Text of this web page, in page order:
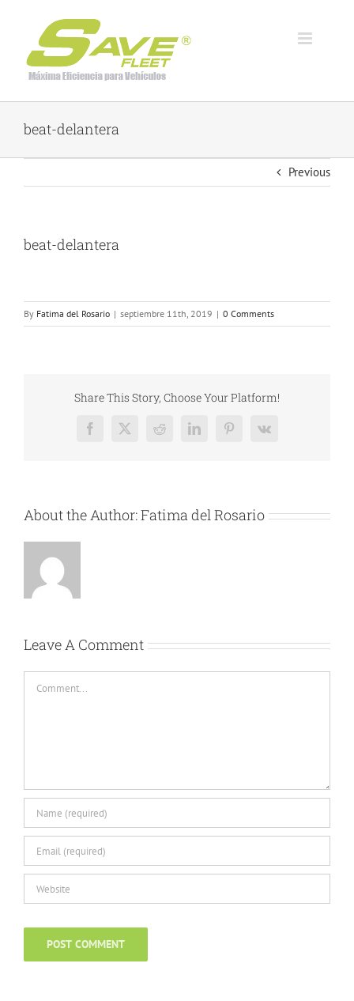
content
beat-delantera
Previous
beat-delantera
By Fatima del Rosario | septiembre 11th, 2019 | 0 Comments
Share This Story, Choose Your Platform!
Facebook
X RedditLinkedInPinterest
Vk
About the Author:Fatima del Rosario
Leave A Comment